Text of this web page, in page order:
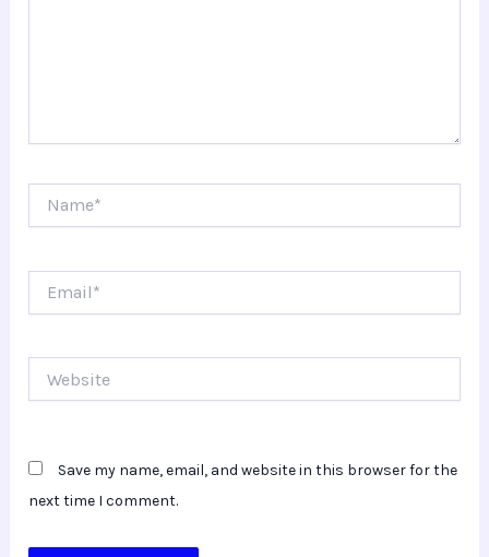
Save my name, email, and website in this browser for the
next time I comment.